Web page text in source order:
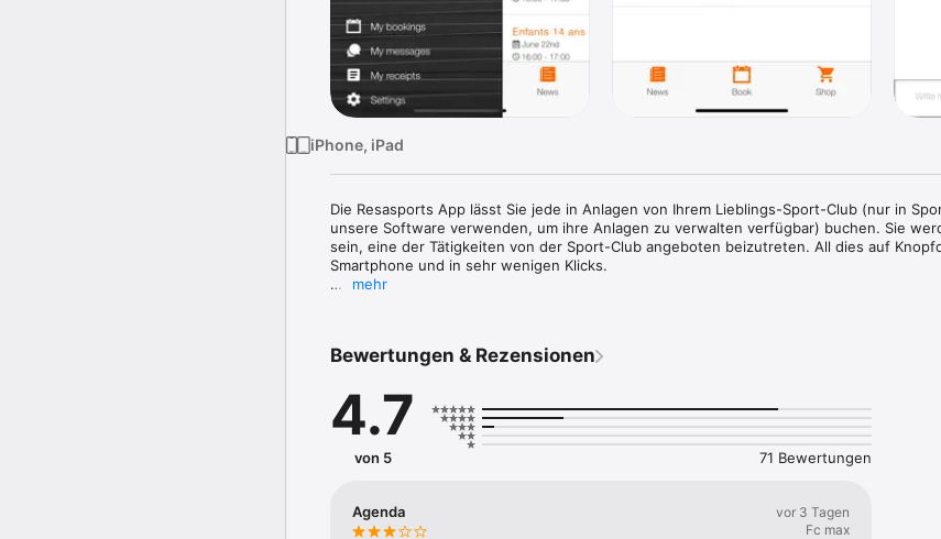
iPhone, iPad
Die Resasports App lässt Sie jede in Anlagen von Ihrem Lieblings-Sport-Club (nur in
unsere Software verwenden, um ihre Anlagen zu verwalten verfügbar) buchen. Sie
sein, eine der Tätigkeiten von der Sport-Club angeboten beizutreten. All dies auf
Smartphone und in sehr wenigen Klicks.
    - Direkt von Ihrem Smartphone zu bezahlen per Kreditkarte , Kredit, Gutschein ...
    - In mehreren Sprachen verfügbar.
mehr
Bewertungen & Rezensionen
4.7
von 5 71 Bewertungen
Agenda
vor 3 Tagen
Fc max